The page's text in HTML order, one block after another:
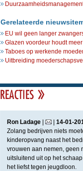
Gerelateerde
EU wil geen langer
Glazen voordeur houdt
Taboes op werkende
Uitbreiding
Ron Ladage| | 14-01-
Zolang bedrijven niets
kinderopvang naast het
vrouwen aan nemen, geen
uitsluitend uit op het
het liefst tegen jeugdloon.